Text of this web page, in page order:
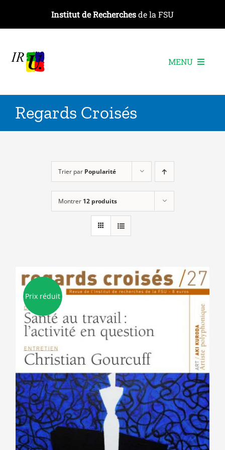
contenu
Institut de Recherchesde la FSU
MENU
Les recherches
Les événements
Regards Croisés
Trier par Popularité
Montrer 12 produits
Prix réduit